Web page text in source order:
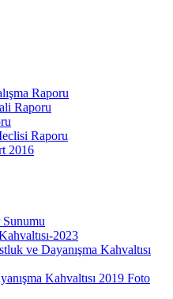
Raporu
Raporu
Raporu
2016
2023
ve Dayanışma Kahvaltısı
Kahvaltısı 2019 Foto